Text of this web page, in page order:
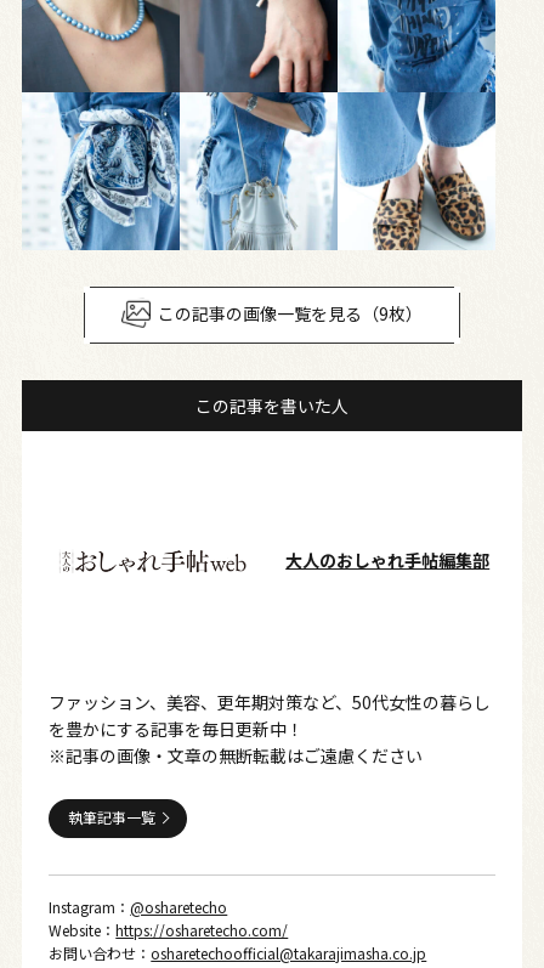
この記事の画像一覧を見る（9枚）
この記事を書いた人
大人のおしゃれ手帖編集部
ファッション、美容、更年期対策など、50代女性の暮らし
を豊かにする記事を毎日更新中！
※記事の画像・文章の無断転載はご遠慮ください
執筆記事一覧
Instagram：@osharetecho
Website：https://osharetecho.com/
お問い合わせ：osharetechoofficial@takarajimasha.co.jp